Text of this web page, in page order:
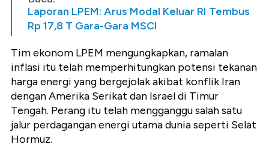
Laporan LPEM: Arus Modal Keluar RI Tembus
Rp 17,8 T Gara-Gara MSCI
Tim ekonom LPEM mengungkapkan, ramalan
inflasi itu telah memperhitungkan potensi tekanan
harga energi yang bergejolak akibat konflik Iran
dengan Amerika Serikat dan Israel di Timur
Tengah. Perang itu telah mengganggu salah satu
jalur perdagangan energi utama dunia seperti Selat
Hormuz.